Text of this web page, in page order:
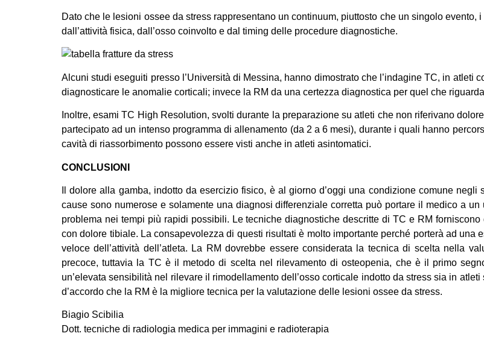
Dato che le lesioni ossee da stress rappresentano un continuum, piuttosto che un singolo
dall’attività fisica, dall’osso coinvolto e dal timing delle procedure diagnostiche.
Alcuni studi eseguiti presso l’Università di Messina, hanno dimostrato che l’indagine TC, in atleti
diagnosticare le anomalie corticali; invece la RM da una certezza diagnostica per quel che
Inoltre, esami TC High Resolution, svolti durante la preparazione su atleti che non riferivano
partecipato ad un intenso programma di allenamento (da 2 a 6 mesi), durante i quali hanno
cavità di riassorbimento possono essere visti anche in atleti asintomatici.
CONCLUSIONI
Il dolore alla gamba, indotto da esercizio fisico, è al giorno d’oggi una condizione comune
cause sono numerose e solamente una diagnosi differenziale corretta può portare il medico a
problema nei tempi più rapidi possibili. Le tecniche diagnostiche descritte di TC e RM
con dolore tibiale. La consapevolezza di questi risultati è molto importante perché porterà ad una
veloce dell’attività dell’atleta. La RM dovrebbe essere considerata la tecnica di scelta nella
precoce, tuttavia la TC è il metodo di scelta nel rilevamento di osteopenia, che è il primo
un’elevata sensibilità nel rilevare il rimodellamento dell’osso corticale indotto da stress sia in
d’accordo che la RM è la migliore tecnica per la valutazione delle lesioni ossee da stress.
Biagio Scibilia
Dott. tecniche di radiologia medica per immagini e radioterapia